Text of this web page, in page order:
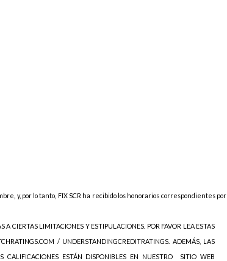
y, por lo tanto, FIX SCR ha recibido los honorarios correspondientes por
CIERTAS LIMITACIONES Y ESTIPULACIONES. POR FAVOR LEA ESTAS
/ UNDERSTANDINGCREDITRATINGS. ADEMÁS, LAS
ESTÁN DISPONIBLES EN NUESTRO
SITIO WEB